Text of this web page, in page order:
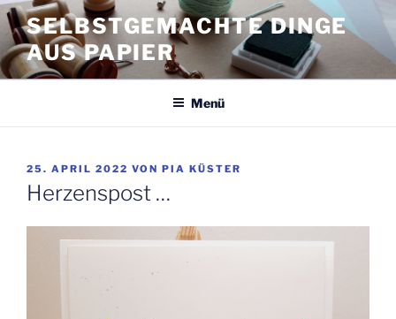
Zum
Inhalt
springen
SELBSTGEMACHTE DINGE
AUS PAPIER
Menü
VERÖFFENTLICHT
AM
25. APRIL 2022 VON PIA KÜSTER
Herzenspost …